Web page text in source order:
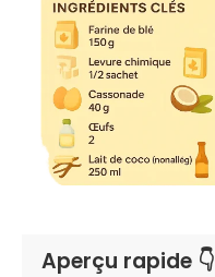
Aperçu rapide 👇